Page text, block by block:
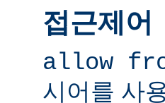
접근제어
allow
시어를 사